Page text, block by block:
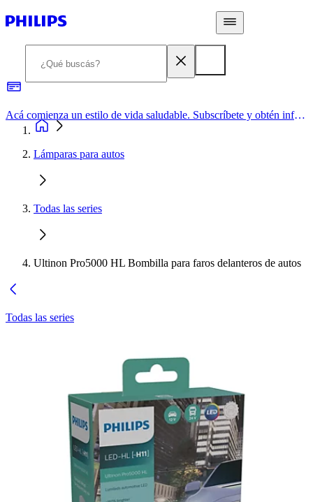
Acá comienza un estilo de vida saludable. Subscríbete y obtén información de primera mano
Lámparas para autos
Todas las series
Ultinon Pro5000 HL Bombilla para faros delanteros de autos
Todas las series